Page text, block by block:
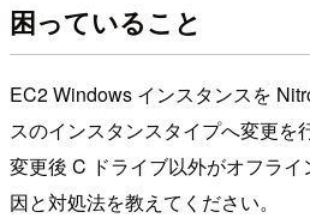
困っていること
EC2 Windows インスタンスを
スのインスタンスタイプへ変更を
変更後 C ドライブ以外がオフラ
因と対処法を教えてください。